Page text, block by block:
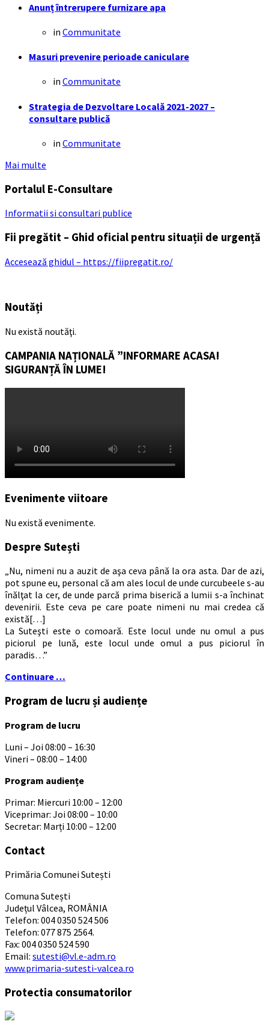
Anunț întrerupere furnizare apa
in Communitate
Masuri prevenire perioade caniculare
in Communitate
Strategia de Dezvoltare Locală 2021-2027 –
consultare publică
in Communitate
Mai multe
Portalul E-Consultare
Informatii si consultari publice
Fii pregătit – Ghid oficial pentru situații de urgență
Accesează ghidul – https://fiipregatit.ro/
Noutăți
Nu există noutăţi.
CAMPANIA NAȚIONALĂ ”INFORMARE ACASA!
SIGURANȚĂ ÎN LUME!
Evenimente viitoare
Nu există evenimente.
Despre Sutești
„Nu, nimeni nu a auzit de aşa ceva până la ora asta. Dar de azi,
pot spune eu, personal că am ales locul de unde curcubeele s-au
înălţat la cer, de unde parcă prima biserică a lumii s-a închinat
devenirii. Este ceva pe care poate nimeni nu mai credea că
există[…]
La Suteşti este o comoară. Este locul unde nu omul a pus
piciorul pe lună, este locul unde omul a pus piciorul în
paradis…”
Continuare …
Program de lucru și audiențe
Program de lucru
Luni – Joi 08:00 – 16:30
Vineri – 08:00 – 14:00
Program audiențe
Primar: Miercuri 10:00 – 12:00
Viceprimar: Joi 08:00 – 10:00
Secretar: Marți 10:00 – 12:00
Contact
Primăria Comunei Sutești
Comuna Sutești
Județul Vâlcea, ROMÂNIA
Telefon: 004 0350 524 506
Telefon: 077 875 2564.
Fax: 004 0350 524 590
Email: sutesti@vl.e-adm.ro
www.primaria-sutesti-valcea.ro
Protectia consumatorilor